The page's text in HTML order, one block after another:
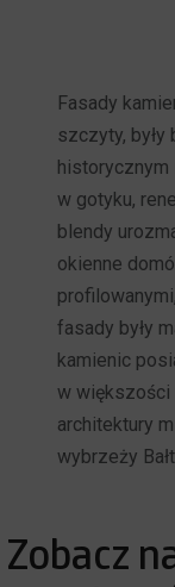
Fasady
szczyty,
historycznym
w gotyku,
blendy
okienne
fasady były
kamienic
w większości
architektury
wybrzeży
Zobacz